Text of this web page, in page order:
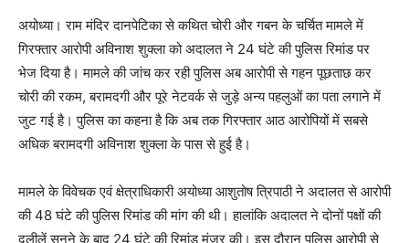
अयोध्या। राम मंदिर दानपेटिका से कथित चोरी और गबन के चर्चित मामले में
गिरफ्तार आरोपी अविनाश शुक्ला को अदालत ने 24 घंटे की पुलिस रिमांड पर
भेज दिया है। मामले की जांच कर रही पुलिस अब आरोपी से गहन पूछताछ कर
चोरी की रकम, बरामदगी और पूरे नेटवर्क से जुड़े अन्य पहलुओं का पता लगाने में
जुट गई है। पुलिस का कहना है कि अब तक गिरफ्तार आठ आरोपियों में सबसे
अधिक बरामदगी अविनाश शुक्ला के पास से हुई है।
मामले के विवेचक एवं क्षेत्राधिकारी अयोध्या आशुतोष त्रिपाठी ने अदालत से आरोपी
की 48 घंटे की पुलिस रिमांड की मांग की थी। हालांकि अदालत ने दोनों पक्षों की
दलीलें सुनने के बाद 24 घंटे की रिमांड मंजूर की। इस दौरान पुलिस आरोपी से